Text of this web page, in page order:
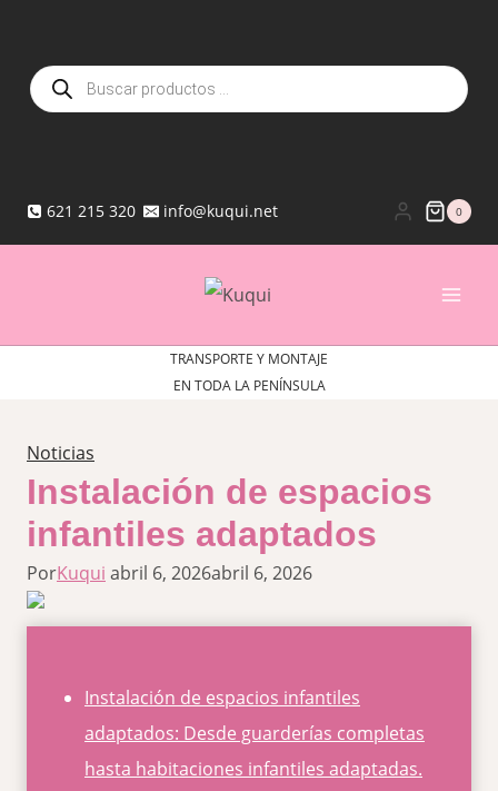
contenido
Búsqueda
de
productos
621 215 320 info@kuqui.net 0
TRANSPORTE Y MONTAJE
EN TODA LA PENÍNSULA
Noticias
Instalación de espacios
infantiles adaptados
PorKuqui abril 6, 2026abril 6, 2026
Instalación de espacios infantiles
adaptados: Desde guarderías completas
hasta habitaciones infantiles adaptadas.